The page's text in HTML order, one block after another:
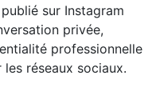
sur Instagram
privée,
professionnelle
réseaux sociaux.